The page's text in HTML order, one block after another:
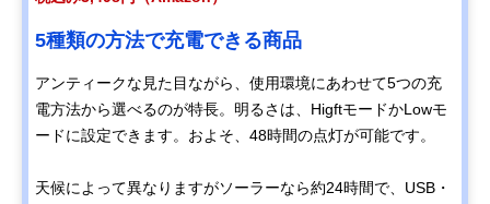
5種類の方法で充電できる商品
アンティークな見た目ながら、使用環境にあわせて5つの充
電方法から選べるのが特長。明るさは、HigftモードかLowモ
ードに設定できます。およそ、48時間の点灯が可能です。
天候によって異なりますがソーラーなら約24時間で、USB・